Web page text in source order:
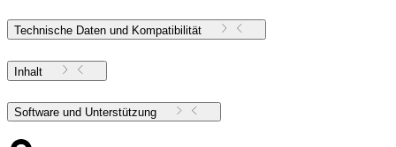
Technische Daten und Kompatibilität
Inhalt
Software und Unterstützung